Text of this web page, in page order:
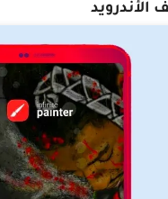
الأندرويد